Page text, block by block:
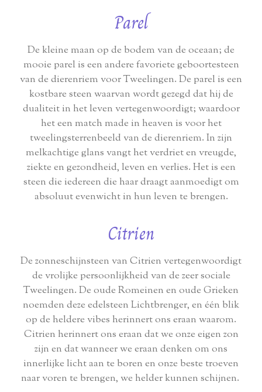
Parel
De kleine maan op de bodem van de oceaan; de
mooie parel is een andere favoriete geboortesteen
van de dierenriem voor Tweelingen. De parel is een
kostbare steen waarvan wordt gezegd dat hij de
dualiteit in het leven vertegenwoordigt; waardoor
het een match made in heaven is voor het
tweelingsterrenbeeld van de dierenriem. In zijn
melkachtige glans vangt het verdriet en vreugde,
ziekte en gezondheid, leven en verlies. Het is een
steen die iedereen die haar draagt aanmoedigt om
absoluut evenwicht in hun leven te brengen.
Citrien
De zonneschijnsteen van Citrien vertegenwoordigt
de vrolijke persoonlijkheid van de zeer sociale
Tweelingen. De oude Romeinen en oude Grieken
noemden deze edelsteen Lichtbrenger, en één blik
op de heldere vibes herinnert ons eraan waarom.
Citrien herinnert ons eraan dat we onze eigen zon
zijn en dat wanneer we eraan denken om ons
innerlijke licht aan te boren en onze beste troeven
naar voren te brengen, we helder kunnen schijnen.